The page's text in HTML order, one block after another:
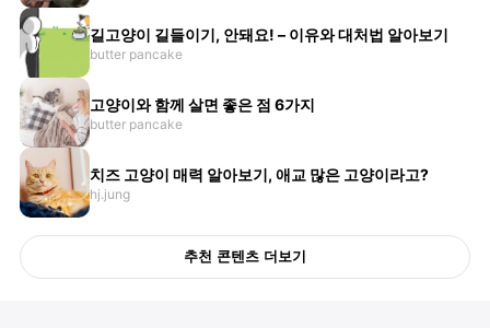
길고양이 길들이기, 안돼요! – 이유와 대처법 알아보기
butter pancake
고양이와 함께 살면 좋은 점 6가지
butter pancake
치즈 고양이 매력 알아보기, 애교 많은 고양이라고?
hj.jung
추천 콘텐츠 더보기